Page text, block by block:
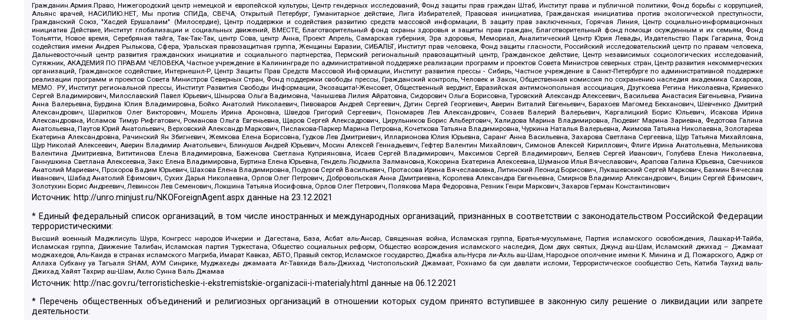
Гражданин.Армия.Право, Нижегородский центр немецкой и европейской культуры, Центр гендерных исследований, Фонд защиты прав граждан Штаб, Институт права и публичной политики, Фонд борьбы с коррупцией,
Альянс врачей, НАСИЛИЮ.НЕТ, Мы против СПИДа, СВЕЧА, Открытый Петербург, Гуманитарное действие, Лига Избирателей, Правовая инициатива, Гражданская инициатива против экологической преступности,
Гражданский Союз, "Хасдей Ерушалаим" (Милосердие), Центр поддержки и содействия развитию средств массовой информации, В защиту прав заключенных, Горячая Линия, Центр социально-информационных
инициатив Действие, Институт глобализации и социальных движений, ВМЕСТЕ, Благотворительный фонд охраны здоровья и защиты прав граждан, Благотворительный фонд помощи осужденным и их семьям, Фонд
Тольятти, Новое время, Серебряная тайга, Так-Так-Так, центр Сова, центр Анна, Проект Апрель, Самарская губерния, Эра здоровья, Мемориал, Аналитический Центр Юрия Левады, Издательство Парк Гагарина, Фонд
содействия имени Андрея Рылькова, Сфера, Уральская правозащитная группа, Женщины Евразии, СИБАЛЬТ, Институт прав человека, Фонд защиты гласности, Российский исследовательский центр по правам человека,
Дальневосточный центр развития гражданских инициатив и социального партнерства, Пермский региональный правозащитный центр, Гражданское действие, Центр независимых социологических исследований,
Сутяжник, АКАДЕМИЯ ПО ПРАВАМ ЧЕЛОВЕКА, Частное учреждение в Калининграде по административной поддержке реализации программ и проектов Совета Министров северных стран, Центр развития некоммерческих
организаций, Гражданское содействие, Интернешнл-Р, Центр Защиты Прав Средств Массовой Информации, Институт развития прессы - Сибирь, Частное учреждение в Санкт-Петербурге по административной поддержке
реализации программ и проектов Совета Министров Северных Стран, Фонд поддержки свободы прессы, Гражданский контроль, Человек и Закон, Общественная комиссия по сохранению наследия академика Сахарова,
МЕМО. РУ, Институт региональной прессы, Институт Развития Свободы Информации, Экозащита!-Женсовет, Общественный вердикт, Евразийская антимонопольная ассоциация, Дзугкоева Регина Николаевна, Кривенко
Сергей Владимирович, Милославский Павел Юрьевич, Шнырова Ольга Вадимовна, Чанышева Лилия Айратовна, Сидорович Ольга Борисовна, Туровский Александр Алексеевич, Васильева Анастасия Евгеньевна, Ривина
Анна Валерьевна, Бурдина Юлия Владимировна, Бойко Анатолий Николаевич, Пивоваров Андрей Сергеевич, Дугин Сергей Георгиевич, Аверин Виталий Евгеньевич, Барахоев Магомед Бекханович, Шевченко Дмитрий
Александрович, Шарипков Олег Викторович, Мошель Ирина Ароновна, Шведов Григорий Сергеевич, Пономарев Лев Александрович, Созаев Валерий Валерьевич, Каргалицкий Борис Юльевич, Исакова Ирина
Александровна, Исламов Тимур Рифгатович, Романова Ольга Евгеньевна, Щаров Сергей Алексадрович, Цирульников Борис Альбертович, Халидова Марина Владимировна, Людевиг Марина Зариевна, Федотова Галина
Анатольевна, Паутов Юрий Анатольевич, Верховский Александр Маркович, Пислакова-Паркер Марина Петровна, Кочеткова Татьяна Владимировна, Чуркина Наталья Валерьевна, Акимова Татьяна Николаевна, Золотарева
Екатерина Александровна, Рачинский Ян Збигневич, Жемкова Елена Борисовна, Гудков Лев Дмитриевич, Илларионова Юлия Юрьевна, Саранг Анна Васильевна, Захарова Светлана Сергеевна, Щур Татьяна Михайловна,
Щур Николай Алексеевич, Аверин Владимир Анатольевич, Блинушов Андрей Юрьевич, Мосин Алексей Геннадьевич, Гефтер Валентин Михайлович, Симонов Алексей Кириллович, Флиге Ирина Анатольевна, Мельникова
Валентина Дмитриевна, Вититинова Елена Владимировна, Баженова Светлана Куприяновна, Исаев Сергей Владимирович, Максимов Сергей Владимирович, Беляев Сергей Иванович, Голубева Елена Николаевна,
Ганнушкина Светлана Алексеевна, Закс Елена Владимировна, Буртина Елена Юрьевна, Гендель Людмила Залмановна, Кокорина Екатерина Алексеевна, Шуманов Илья Вячеславович, Арапова Галина Юрьевна, Свечников
Анатолий Мариевич, Прохоров Вадим Юрьевич, Шахова Елена Владимировна, Подузов Сергей Васильевич, Протасова Ирина Вячеславовна, Литинский Леонид Борисович, Лукашевский Сергей Маркович, Бахмин Вячеслав
Иванович, Шабад Анатолий Ефимович, Сухих Дарья Николаевна, Орлов Олег Петрович, Добровольская Анна Дмитриевна, Королева Александра Евгеньевна, Смирнов Владимир Александрович, Вицин Сергей Ефимович,
Золотухин Борис Андреевич, Левинсон Лев Семенович, Локшина Татьяна Иосифовна, Орлов Олег Петрович, Полякова Мара Федоровна, Резник Генри Маркович, Захаров Герман Константинович
Источник: http://unro.minjust.ru/NKOForeignAgent.aspx данные на23.12.2021
* Единый федеральный список организаций, в том числе иностранных и международных организаций, признанных в соответствии с законодательством Российской Федерации
террористическими:
Высший военный Маджлисуль Шура, Конгресс народов Ичкерии и Дагестана, База, Асбат аль-Ансар, Священная война, Исламская группа, Братья-мусульмане, Партия исламского освобождения, Лашкар-И-Тайба,
Исламская группа, Движение Талибан, Исламская партия Туркестана, Общество социальных реформ, Общество возрождения исламского наследия, Дом двух святых, Джунд аш-Шам, Исламский джихад – Джамаат
моджахедов, Аль-Каида в странах исламского Магриба, Имарат Кавказ, АБТО, Правый сектор, Исламское государство, Джабха аль-Нусра ли-Ахль аш-Шам, Народное ополчение имени К. Минина и Д. Пожарского, Аджр от
Аллаха Субхану уа Тагьаля SHAM, АУМ Синрике, Муджахеды джамаата Ат-Тавхида Валь-Джихад, Чистопольский Джамаат, Рохнамо ба суи давлати исломи, Террористическое сообщество Сеть, Катиба Таухид валь-
Джихад, Хайят Тахрир аш-Шам, Ахлю Сунна Валь Джамаа
Источник: http://nac.gov.ru/terroristicheskie-i-ekstremistskie-organizacii-i-materialy.html данные на06.12.2021
* Перечень общественных объединений и религиозных организаций в отношении которых судом принято вступившее в законную силу решение о ликвидации или запрете
деятельности: